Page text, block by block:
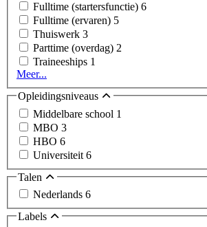
Fulltime (startersfunctie) 6
Fulltime (ervaren) 5
Thuiswerk 3
Parttime (overdag) 2
Traineeships 1
Meer...
Opleidingsniveaus
Middelbare school 1
MBO 3
HBO 6
Universiteit 6
Talen
Nederlands 6
Labels